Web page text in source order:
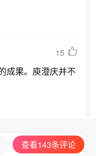
15
成果。庾澄庆并不
查看143条评论